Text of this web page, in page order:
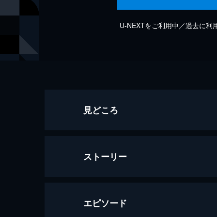
U-NEXTをご利用中／過去に利
見どころ
ストーリー
エピソード